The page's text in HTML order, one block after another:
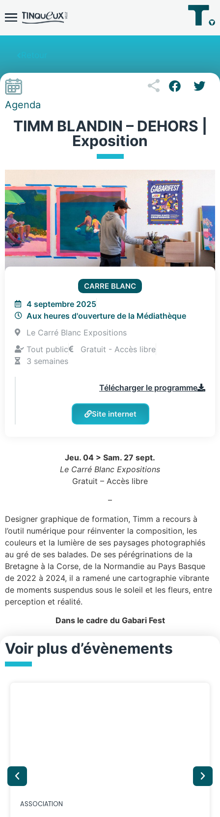
Agenda
TIMM BLANDIN – DEHORS |
Exposition
CARRE BLANC
4 septembre 2025
Aux heures d'ouverture de la Médiathèque
Le Carré Blanc Expositions
Tout public
Gratuit - Accès libre
3 semaines
Télécharger le programme
Site internet
Jeu. 04 > Sam. 27 sept.
Le Carré Blanc Expositions
Gratuit – Accès libre
–
Designer graphique de formation, Timm a recours à
l’outil numérique pour réinventer la composition, les
couleurs et la lumière de ses paysages photographiés
au gré de ses balades. De ses pérégrinations de la
Bretagne à la Corse, de la Normandie au Pays Basque
de 2022 à 2024, il a ramené une cartographie vibrante
de moments suspendus sous le soleil et les fleurs, entre
perception et réalité.
Dans le cadre du Gabari Fest
Voir plus d’évènements
ASSOCIATION